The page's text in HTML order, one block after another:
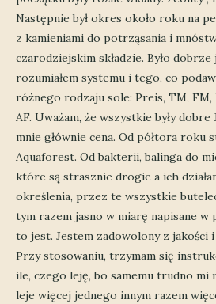
Następnie był okres około roku na
z kamieniami do potrząsania i
czarodziejskim składzie. Było dobrze
rozumiałem systemu i tego, co
różnego rodzaju sole: Preis, TM, FM,
AF. Uważam, że wszystkie były dobre
mnie głównie cena. Od półtora
Aquaforest. Od bakterii, balinga do
które są strasznie drogie a ich
określenia, przez te wszystkie
tym razem jasno w miarę napisane w
to jest. Jestem zadowolony z jakości i
Przy stosowaniu, trzymam się
ile, czego leję, bo samemu trudno mi
leje więcej jednego innym razem